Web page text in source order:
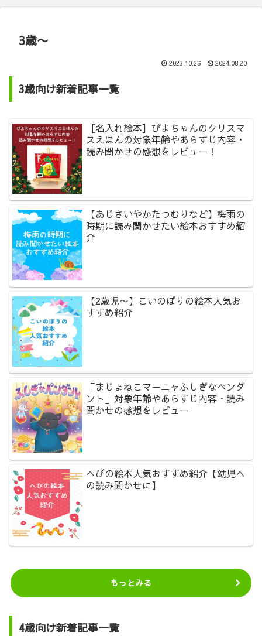
3歳〜
2023.10.26 2024.08.20
3歳向け新着記事一覧
［名入れ絵本］ぴよちゃんのクリスマ
スえほんの対象年齢やあらすじ内容・
読み聞かせの感想をレビュー！
【あじさいやかたつむりなど】梅雨の
時期に読み聞かせたい絵本おすすめ紹
介
【2歳児〜】こいのぼりの絵本人気お
すすめ紹介
「まじょねこマーニャふしぎなペンダ
ント」対象年齢やあらすじ内容・読み
聞かせの感想をレビュー
へびの絵本人気おすすめ紹介【幼児へ
の読み聞かせに】
もっとみる
4歳向け新着記事一覧